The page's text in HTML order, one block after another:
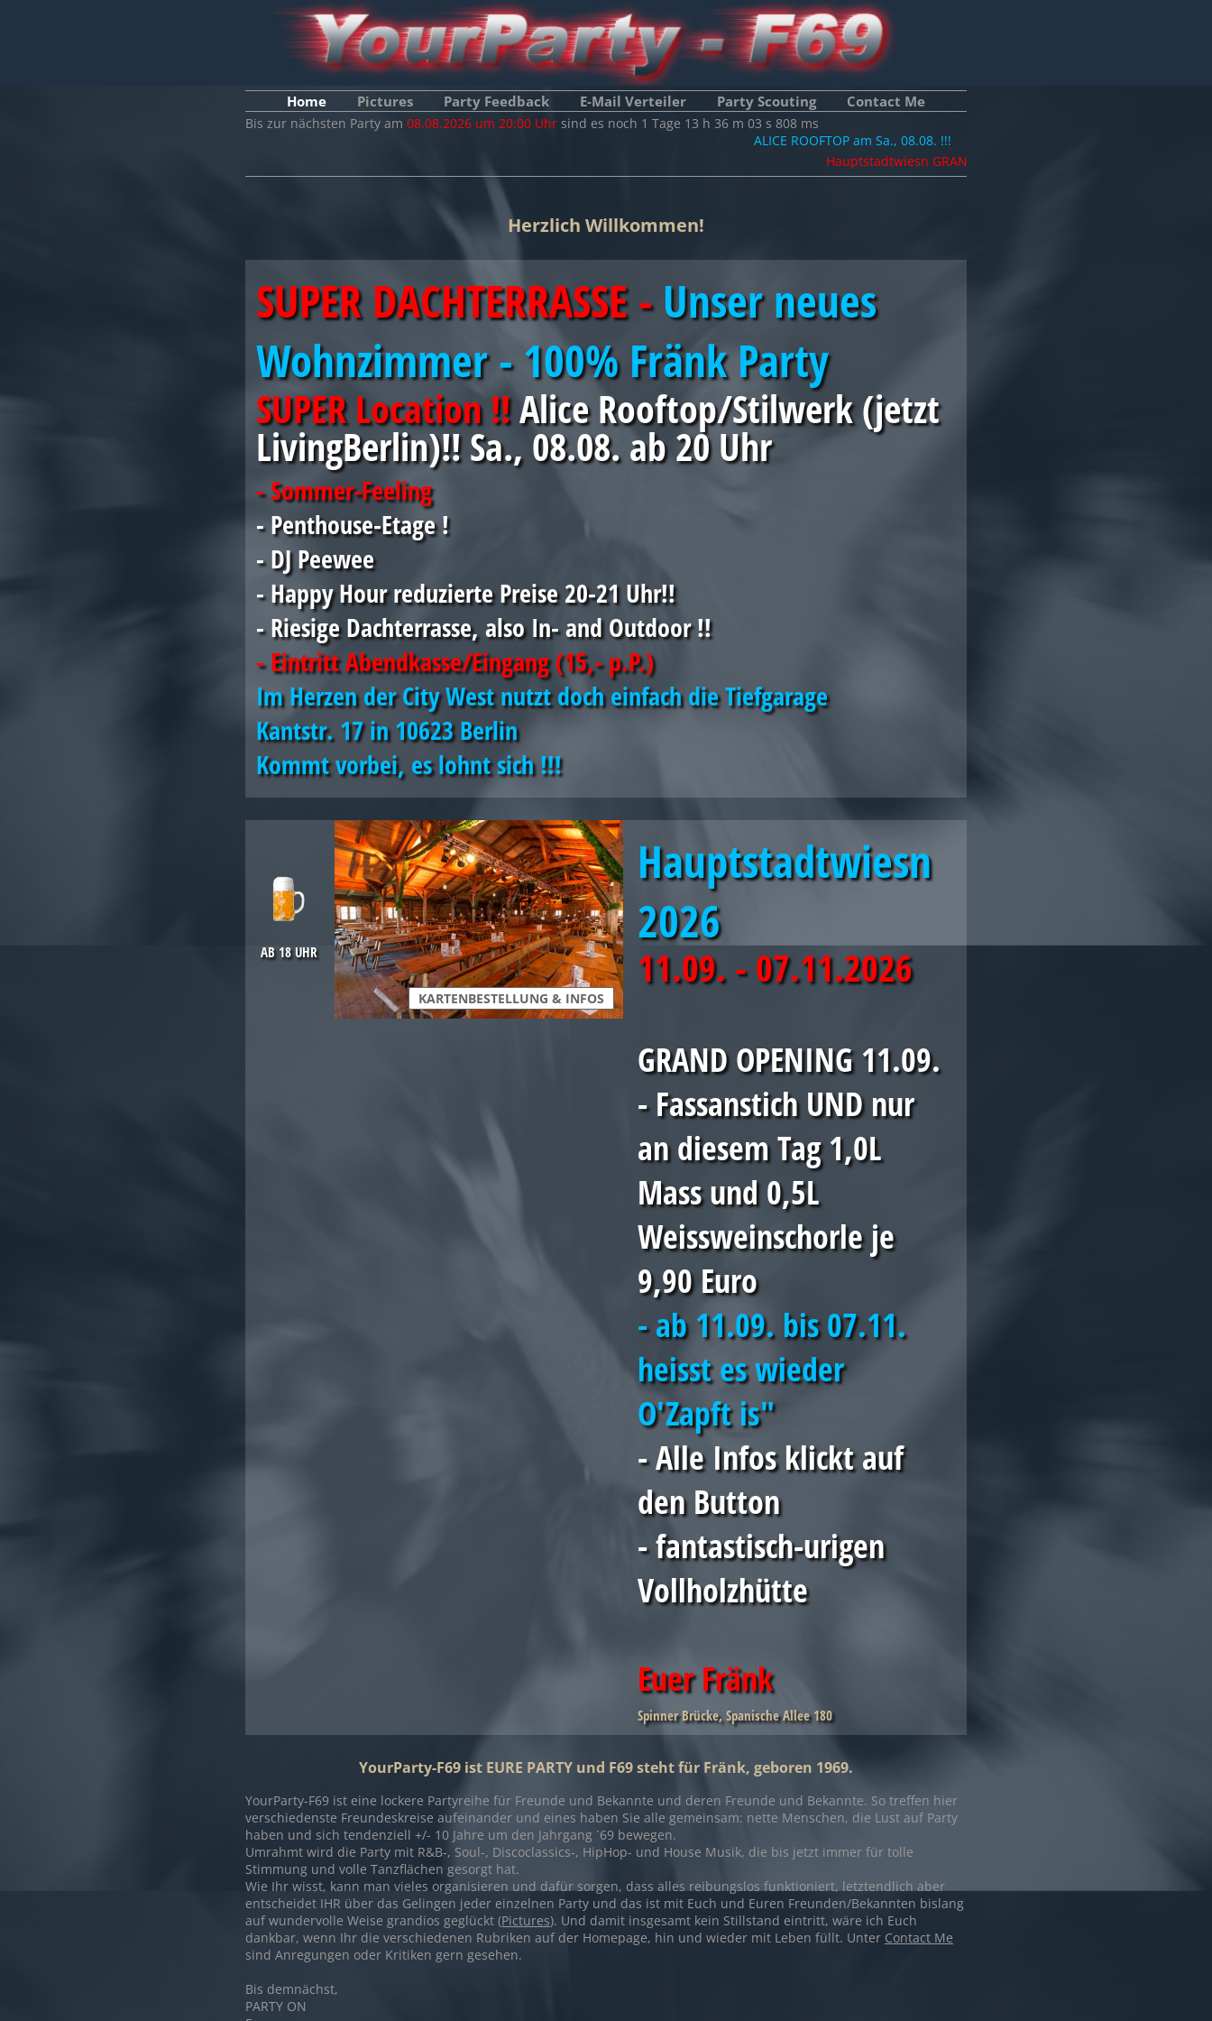
Home Pictures Party Feedback E-Mail Verteiler Party Scouting Contact Me
Bis zur nächsten Party am 08.08.2026 um 20:00 Uhr sind es noch 1 Tage 13 h 36 m 02 s 953 ms
ALICE ROOFTOP am Sa., 08.08. !!!
Hauptstadtwiesn GRAND OPENING 11.09. Mass/W-Schorle 9,90 Euro
Herzlich Willkommen!
SUPER DACHTERRASSE -Unser neues
Wohnzimmer - 100% Fränk Party
SUPER Location !!Alice Rooftop/Stilwerk (jetzt
LivingBerlin)!! Sa., 08.08. ab 20 Uhr
- Sommer-Feeling
- Penthouse-Etage !
- DJ Peewee
- Happy Hour reduzierte Preise 20-21 Uhr!!
- Riesige Dachterrasse, also In- and Outdoor !!
- Eintritt Abendkasse/Eingang (15,- p.P.)
Im Herzen der City West nutzt doch einfach die Tiefgarage
Kantstr. 17 in 10623 Berlin
Kommt vorbei, es lohnt sich !!!
AB 18 UHR
KARTENBESTELLUNG & INFOS
Hauptstadtwiesn
2026
11.09. - 07.11.2026
GRAND OPENING 11.09.
- Fassanstich UND nur
an diesem Tag 1,0L
Mass und 0,5L
Weissweinschorle je
9,90 Euro
- ab 11.09. bis 07.11.
heisst es wieder
O'Zapft is"
- Alle Infos klickt auf
den Button
- fantastisch-urigen
Vollholzhütte
Euer Fränk
Spinner Brücke, Spanische Allee 180
YourParty-F69 ist EURE PARTY und F69 steht für Fränk, geboren 1969.
YourParty-F69 ist eine lockere Partyreihe für Freunde und Bekannte und deren Freunde und Bekannte. So treffen hier
verschiedenste Freundeskreise aufeinander und eines haben Sie alle gemeinsam: nette Menschen, die Lust auf Party
haben und sich tendenziell +/- 10 Jahre um den Jahrgang `69 bewegen.
Umrahmt wird die Party mit R&B-, Soul-, Discoclassics-, HipHop- und House Musik, die bis jetzt immer für tolle
Stimmung und volle Tanzflächen gesorgt hat.
Wie Ihr wisst, kann man vieles organisieren und dafür sorgen, dass alles reibungslos funktioniert, letztendlich aber
entscheidet IHR über das Gelingen jeder einzelnen Party und das ist mit Euch und Euren Freunden/Bekannten bislang
auf wundervolle Weise grandios geglückt (Pictures). Und damit insgesamt kein Stillstand eintritt, wäre ich Euch
dankbar, wenn Ihr die verschiedenen Rubriken auf der Homepage, hin und wieder mit Leben füllt. Unter Contact Me
sind Anregungen oder Kritiken gern gesehen.
Bis demnächst,
PARTY ON